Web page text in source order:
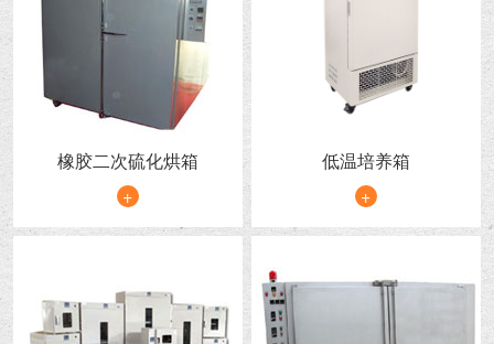
橡胶二次硫化烘箱
+
低温培养箱
+